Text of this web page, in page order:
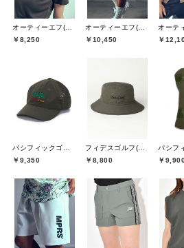
￥8,250
￥10,450
￥
￥9,350
￥8,800
￥